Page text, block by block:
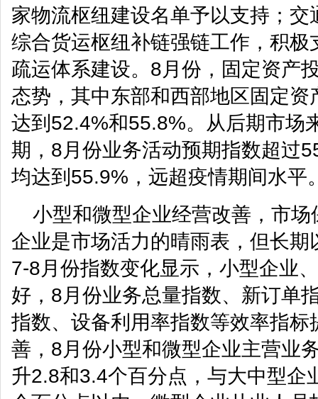
家物流枢纽建设名单予以支持；
综合货运枢纽补链强链工作，积
疏运体系建设。8月份，固定资产
态势，其中东部和西部地区固定
达到52.4%和55.8%。从后期市场
期，8月份业务活动预期指数超过
均达到55.9%，远超疫情期间水平
小型和微型企业经营改善，市
企业是市场活力的晴雨表，但长
7-8月份指数变化显示，小型企业
好，8月份业务总量指数、新订单
指数、设备利用率指数等效率指
善，8月份小型和微型企业主营业
升2.8和3.4个百分点，与大中型企